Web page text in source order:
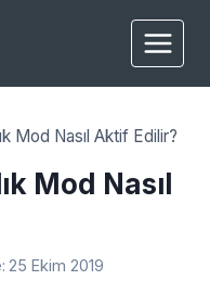
Mod Nasıl Aktif Edilir?
Mod Nasıl
25 Ekim 2019